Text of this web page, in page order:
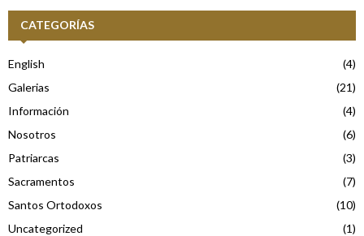
CATEGORÍAS
English
(4)
Galerias
(21)
Información
(4)
Nosotros
(6)
Patriarcas
(3)
Sacramentos
(7)
Santos Ortodoxos
(10)
Uncategorized
(1)